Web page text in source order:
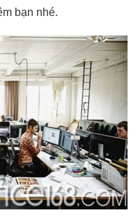
bạn nhé.